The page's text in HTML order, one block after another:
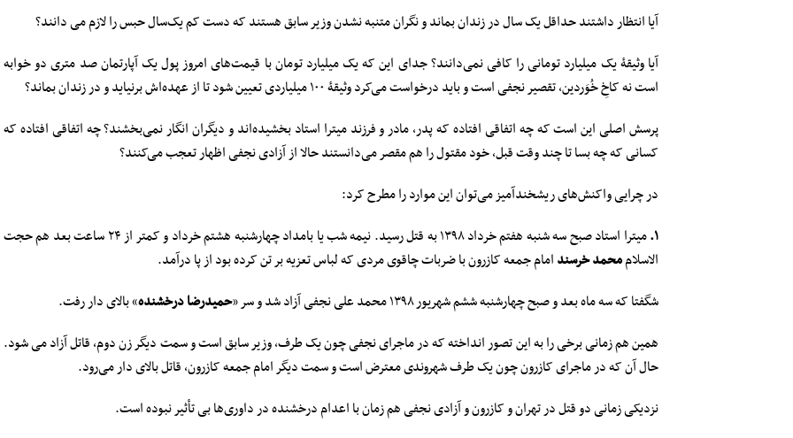
آیا انتظار داشتند حداقل یک سال در زندان بماند و نگران متنبه نشدن وزیر سابق هستند که دست کم یک‌سال حبس را لازم می دانند؟
آیا وثیقۀ یک میلیارد تومانی را کافی نمی‌دانند؟ جدای این که یک میلیارد تومان با قیمت‌های امروز پول یک آپارتمان صد متری دو خوابه
است نه کاخِ خُوَردین، تقصیر نجفی است و باید درخواست می‌کرد وثیقۀ ۱۰۰ میلیاردی تعیین شود تا از عهده‌اش برنیاید و در زندان بماند؟
پرسش اصلی این است که چه اتفاقی افتاده که پدر، مادر و فرزند میترا استاد بخشیده‌اند و دیگران انگار نمی‌بخشند؟ چه اتفاقی افتاده که
کسانی که چه بسا تا چند وقت قبل، خود مقتول را هم مقصر می‌دانستند حالا از آزادی نجفی اظهار تعجب می‌کنند؟
در چرایی واکنش‌های ریشخندآمیز می‌توان این موارد را مطرح کرد:
۱.
میترا استاد صبح سه شنبه هفتم خرداد ۱۳۹۸ به قتل رسید. نیمه شب یا بامداد چهارشنبه هشتم خرداد و کمتر از ۲۴ ساعت بعد هم حجت
الاسلاممحمد خرسندامام جمعه کازرون با ضربات چاقوی مردی که لباس تعزیه بر تن کرده بود از پا درآمد.
شگفتا که سه ماه بعد و صبح چهارشنبه ششم شهریور ۱۳۹۸ محمد علی نجفی آزاد شد و سر «
حمید‌رضا درخشنده» بالای دار رفت.
همین هم زمانی برخی را به این تصور انداخته که در ماجرای نجفی چون یک طرف، وزیر سابق است و سمت دیگر زن دوم، قاتل آزاد می شود.
حال آن که در ماجرای کازرون چون یک طرف شهروندی معترض است و سمت دیگر امام جمعه کازرون، قاتل بالای دار می‌رود.
نزدیکی زمانی دو قتل در تهران و کازرون و آزادی نجفی هم زمان با اعدام درخشنده در داوری‌ها بی تأثیر نبوده است.